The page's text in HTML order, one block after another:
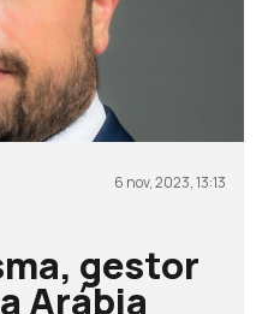
6 nov, 2023, 13:13
gestor
Arábia